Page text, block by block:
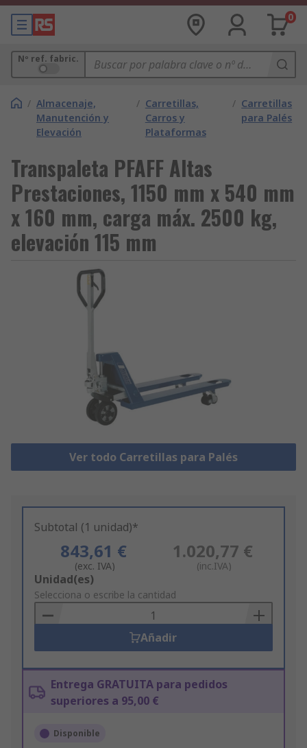
0
Nº ref. fabric.
/ Almacenaje,
Manutención y
Elevación
/ Carretillas,
Carros y
Plataformas
/ Carretillas
para Palés
Transpaleta PFAFF Altas
Prestaciones, 1150 mm x 540 mm
x 160 mm, carga máx. 2500 kg,
elevación 115 mm
Ver todo Carretillas para Palés
Subtotal (1 unidad)*
843,61 €
(exc. IVA)
1.020,77 €
(inc.IVA)
Add
to
Basket
Unidad(es)
Selecciona o escribe la cantidad
Añadir
Entrega GRATUITA para pedidos
superiores a 95,00 €
Disponible